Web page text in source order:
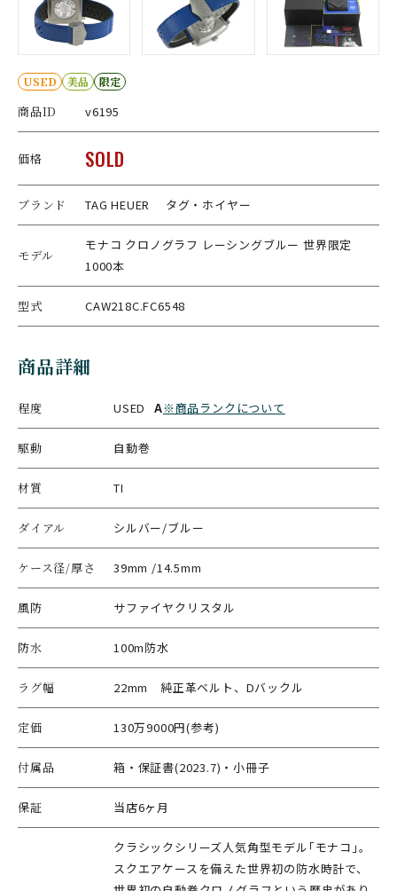
USED 美品 限定
商品ID v6195
価格 SOLD
ブランド TAG HEUER タグ・ホイヤー
モデル
モナコ クロノグラフ レーシングブルー 世界限定
1000本
型式 CAW218C.FC6548
商品詳細
程度 USED A※商品ランクについて
駆動 自動巻
材質 TI
ダイアル シルバー/ブルー
ケース径/厚さ 39mm /14.5mm
風防 サファイヤクリスタル
防水 100m防水
ラグ幅 22mm 純正革ベルト、Dバックル
定価 130万9000円(参考)
付属品 箱・保証書(2023.7)・小冊子
保証 当店6ヶ月
クラシックシリーズ人気角型モデル｢モナコ｣。
スクエアケースを備えた世界初の防水時計で、